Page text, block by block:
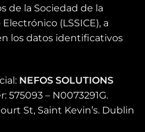
de la Sociedad de la
(LSSICE), a
los datos identificativos
NEFOS SOLUTIONS
575093 – N0073291G.
St, Saint Kevin’s. Dublin